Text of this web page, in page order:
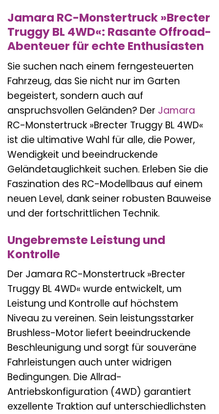
Jamara RC-Monstertruck »Brecter
Truggy BL 4WD«: Rasante Offroad-
Abenteuer für echte Enthusiasten
Sie suchen nach einem ferngesteuerten
Fahrzeug, das Sie nicht nur im Garten
begeistert, sondern auch auf
anspruchsvollen Geländen? Der Jamara
RC-Monstertruck »Brecter Truggy BL 4WD«
ist die ultimative Wahl für alle, die Power,
Wendigkeit und beeindruckende
Geländetauglichkeit suchen. Erleben Sie die
Faszination des RC-Modellbaus auf einem
neuen Level, dank seiner robusten Bauweise
und der fortschrittlichen Technik.
Ungebremste Leistung und
Kontrolle
Der Jamara RC-Monstertruck »Brecter
Truggy BL 4WD« wurde entwickelt, um
Leistung und Kontrolle auf höchstem
Niveau zu vereinen. Sein leistungsstarker
Brushless-Motor liefert beeindruckende
Beschleunigung und sorgt für souveräne
Fahrleistungen auch unter widrigen
Bedingungen. Die Allrad-
Antriebskonfiguration (4WD) garantiert
exzellente Traktion auf unterschiedlichsten